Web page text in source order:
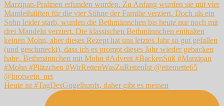
Heute ist #TagDesGugelhupfs, daher gibt es meinen